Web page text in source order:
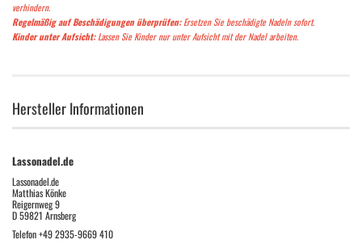
verhindern.
Regelmäßig auf Beschädigungen überprüfen:Ersetzen Sie beschädigte Nadeln sofort.
Kinder unter Aufsicht:Lassen Sie Kinder nur unter Aufsicht mit der Nadel arbeiten.
Hersteller Informationen
Lassonadel.de
Lassonadel.de
Matthias Könke
Reigernweg 9
D 59821 Arnsberg
Telefon +49 2935-9669 410